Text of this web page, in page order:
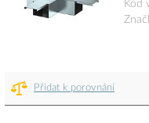
Kód
Přidat k porovnání